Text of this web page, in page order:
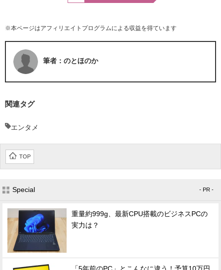
※本ページはアフィリエイトプログラムによる収益を得ています
筆者：のとほのか
関連タグ
エンタメ
TOP
Special - PR -
重量約999g、最新CPU搭載のビジネスPCの
実力は？